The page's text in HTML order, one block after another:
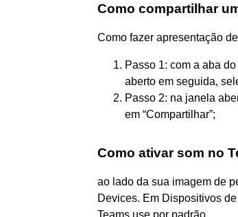
Como compartilhar
Como fazer apresentação
Passo 1: com a aba
aberto em seguida,
Passo 2: na janela
em “Compartilhar”;
Como ativar som no
ao lado da sua imagem de
Devices. Em Dispositivos
Teams use por padrão.